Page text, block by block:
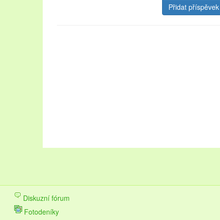
upřednostňujete přírodu a les, vyberte sichaty k
vinobraní.
Diskuzní fórum
Fotodeníky